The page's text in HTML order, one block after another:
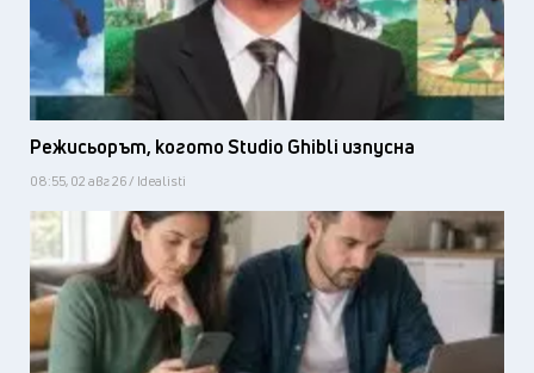
Режисьорът, когото Studio Ghibli изпусна
08:55, 02 авг 26 / Idealisti